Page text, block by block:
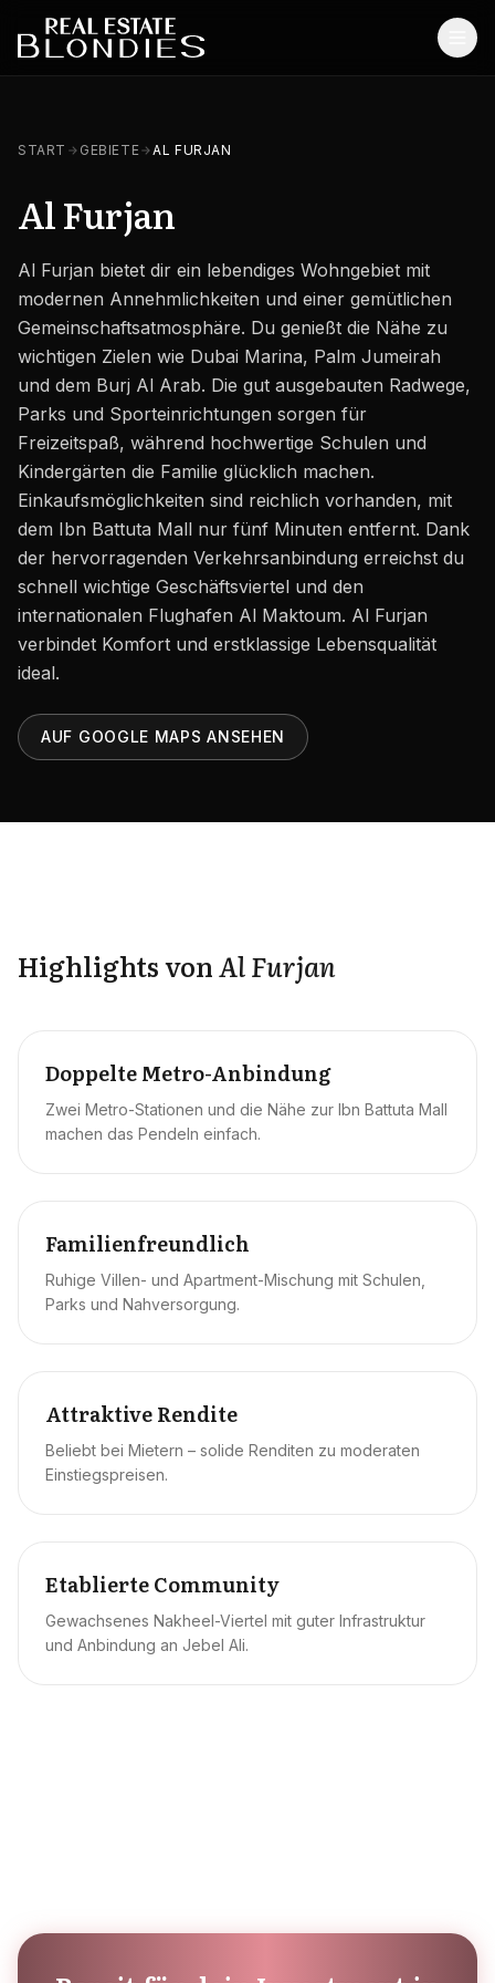
Off-Plan Projekte
Off-Plan Resale
Dienstleistungen
SONSTIGES
Karriere
Gebiete in den VAE
Bauträger in den VAE
KONTAKT
START GEBIETE AL FURJAN
Al Furjan
Al Furjan bietet dir ein lebendiges Wohngebiet mit
modernen Annehmlichkeiten und einer gemütlichen
Gemeinschaftsatmosphäre. Du genießt die Nähe zu
wichtigen Zielen wie Dubai Marina, Palm Jumeirah
und dem Burj Al Arab. Die gut ausgebauten Radwege,
Parks und Sporteinrichtungen sorgen für
Freizeitspaß, während hochwertige Schulen und
Kindergärten die Familie glücklich machen.
Einkaufsmöglichkeiten sind reichlich vorhanden, mit
dem Ibn Battuta Mall nur fünf Minuten entfernt. Dank
der hervorragenden Verkehrsanbindung erreichst du
schnell wichtige Geschäftsviertel und den
internationalen Flughafen Al Maktoum. Al Furjan
verbindet Komfort und erstklassige Lebensqualität
ideal.
AUF GOOGLE MAPS ANSEHEN
Highlights vonAl Furjan
Doppelte Metro-Anbindung
Zwei Metro-Stationen und die Nähe zur Ibn Battuta Mall
machen das Pendeln einfach.
Familienfreundlich
Ruhige Villen- und Apartment-Mischung mit Schulen,
Parks und Nahversorgung.
Attraktive Rendite
Beliebt bei Mietern – solide Renditen zu moderaten
Einstiegspreisen.
Etablierte Community
Gewachsenes Nakheel-Viertel mit guter Infrastruktur
und Anbindung an Jebel Ali.